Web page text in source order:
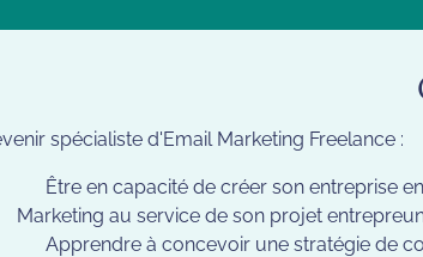
spécialiste d'Email Marketing Freelance :
Être en capacité de créer son entreprise
Marketing au service de son projet
Apprendre à concevoir une stratégie de